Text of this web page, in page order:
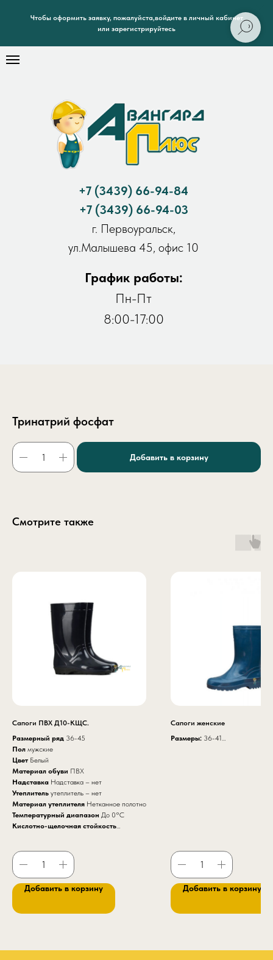
Чтобы оформить заявку, пожалуйста,войдите в личный кабинет
или зарегистрируйтесь
+7 (3439) 66-94-84
+7 (3439) 66-94-03
г. Первоуральск,
ул.Малышева 45, офис 10
График работы:
Пн-Пт
8:00-17:00
Тринатрий фосфат
Добавить в корзину
Смотрите также
Сапоги ПВХ Д10-КЩС.
Размерный ряд 36-45
Пол мужские
Цвет Белый
Материал обуви ПВХ
Надставка Надставка – нет
Утеплитель утеплитель – нет
Материал утеплителя Нетканное полотно
Температурный диапазон До 0°C
Кислотно-щелочная стойкость
Добавить в корзину
Сапоги женские
Размеры: 36-41
Добавить в корзину